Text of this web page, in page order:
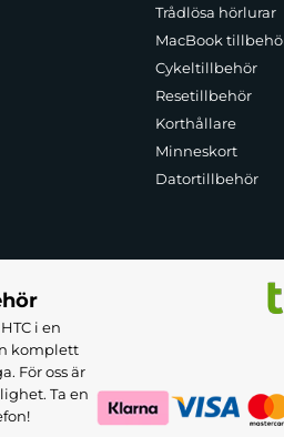
Trådlösa hörlurar
MacBook
Cykeltillbehör
Resetillbehör
Korthållare
Minneskort
Datortillbehör
i en
komplett
För oss är
Ta en